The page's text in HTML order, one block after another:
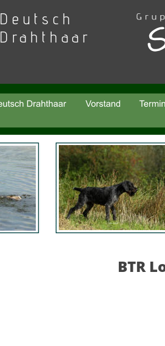
Deutsch
Drahthaar
BTR